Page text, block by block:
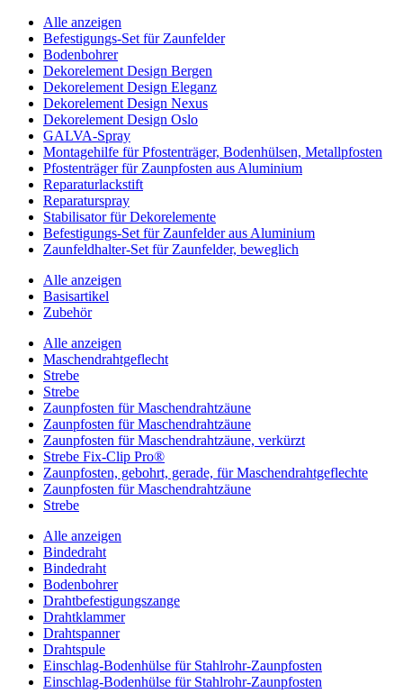
Alle anzeigen
Befestigungs-Set für Zaunfelder
Bodenbohrer
Dekorelement Design Bergen
Dekorelement Design Eleganz
Dekorelement Design Nexus
Dekorelement Design Oslo
GALVA-Spray
Montagehilfe für Pfostenträger, Bodenhülsen, Metallpfosten
Pfostenträger für Zaunpfosten aus Aluminium
Reparaturlackstift
Reparaturspray
Stabilisator für Dekorelemente
Befestigungs-Set für Zaunfelder aus Aluminium
Zaunfeldhalter-Set für Zaunfelder, beweglich
Alle anzeigen
Basisartikel
Zubehör
Alle anzeigen
Maschendrahtgeflecht
Strebe
Strebe
Zaunpfosten für Maschendrahtzäune
Zaunpfosten für Maschendrahtzäune
Zaunpfosten für Maschendrahtzäune, verkürzt
Strebe Fix-Clip Pro®
Zaunpfosten, gebohrt, gerade, für Maschendrahtgeflechte
Zaunpfosten für Maschendrahtzäune
Strebe
Alle anzeigen
Bindedraht
Bindedraht
Bodenbohrer
Drahtbefestigungszange
Drahtklammer
Drahtspanner
Drahtspule
Einschlag-Bodenhülse für Stahlrohr-Zaunpfosten
Einschlag-Bodenhülse für Stahlrohr-Zaunpfosten